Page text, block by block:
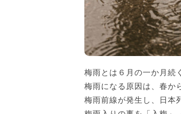
梅雨とは６月の一か月続
梅雨になる原因は、春か
梅雨前線が発生し、日本